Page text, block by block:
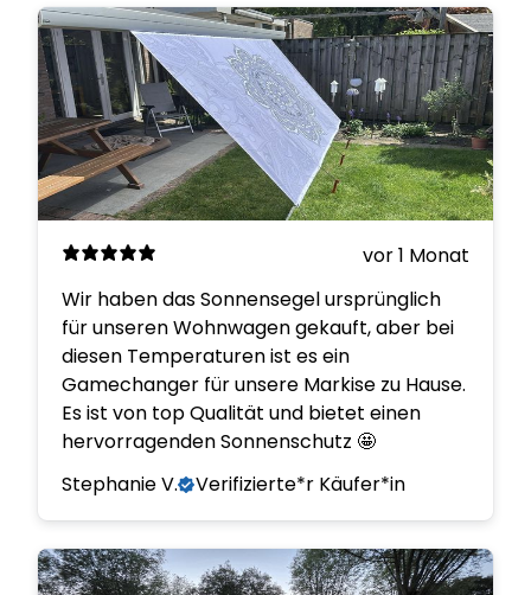
vor 1 Monat
Wir haben das Sonnensegel ursprünglich
für unseren Wohnwagen gekauft, aber bei
diesen Temperaturen ist es ein
Gamechanger für unsere Markise zu Hause.
Es ist von top Qualität und bietet einen
hervorragenden Sonnenschutz 🤩
Stephanie V.
Verifizierte*r Käufer*in